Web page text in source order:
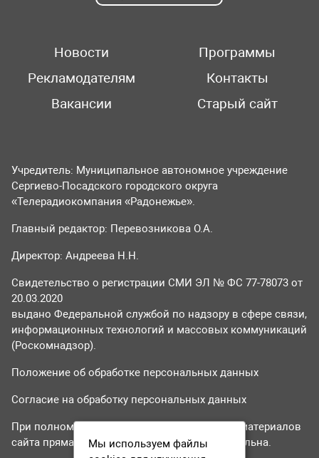
Новости
Программы
Рекламодателям
Контакты
Вакансии
Старый сайт
Учредитель: Муниципальное автономное учреждение
Сергиево-Посадского городского округа
«Телерадиокомпания «Радонежье».
Главный редактор: Перевозникова О.А.
Директор: Андреева Н.Н.
Свидетельство о регистрации СМИ ЭЛ № ФС 77-78073 от
20.03.2020
выдано Федеральной службой по надзору в сфере связи,
информационных технологий и массовых коммуникаций
(Роскомнадзор).
Положение об обработке персональных данных
Согласие на обработку персональных данных
При полном или частичном использовании материалов
сайта прямая гиперссылка на tvr24.tv обязательна.
Мы используем файлы